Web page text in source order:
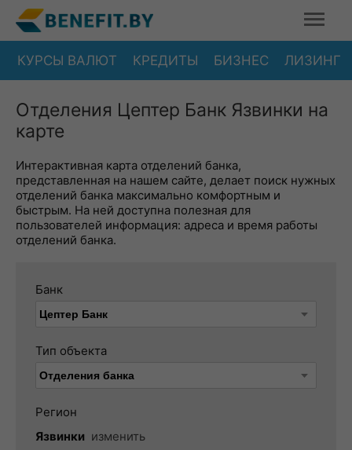
КУРСЫ ВАЛЮТ КРЕДИТЫ БИЗНЕС ЛИЗИНГ
Отделения Цептер Банк Язвинки на
карте
Интерактивная карта отделений банка,
представленная на нашем сайте, делает поиск нужных
отделений банка максимально комфортным и
быстрым. На ней доступна полезная для
пользователей информация: адреса и время работы
отделений банка.
Банк
Тип объекта
Регион
Язвинки изменить